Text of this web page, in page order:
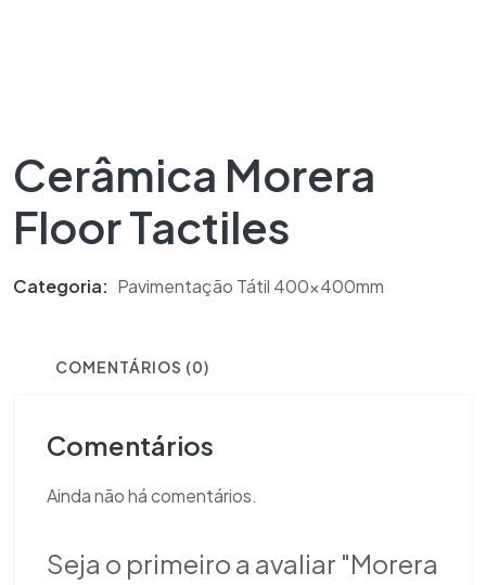
Cerâmica Morera
Floor Tactiles
Categoria: Pavimentação Tátil 400x400mm
COMENTÁRIOS (0)
Comentários
Ainda não há comentários.
Seja o primeiro a avaliar "Morera